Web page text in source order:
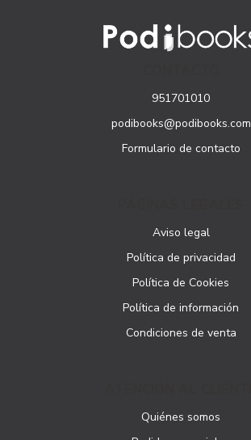
951701010
podibooks@podibooks.com
Formulario de contacto
Aviso legal
Política de privacidad
Política de Cookies
Política de información
Condiciones de venta
Quiénes somos